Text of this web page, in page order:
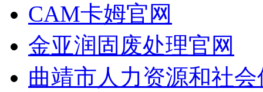
CAM卡姆官网
金亚润固废处理官网
曲靖市人力资源和社